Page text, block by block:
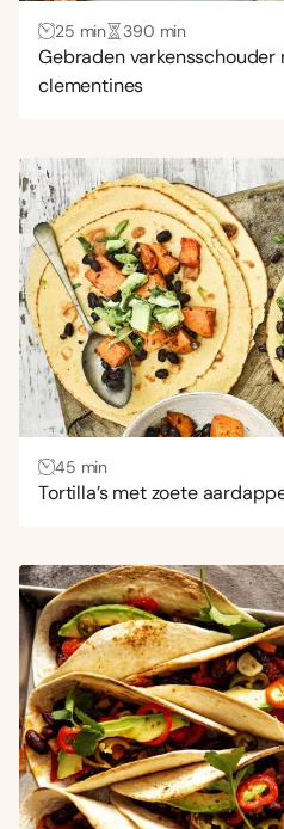
25 min 390 min
Gebraden varkensschouder
clementines
45 min
Tortilla’s met zoete